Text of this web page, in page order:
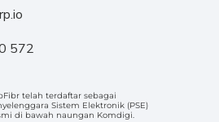
572
telah terdaftar sebagai
Sistem Elektronik (PSE)
di bawah naungan Komdigi.